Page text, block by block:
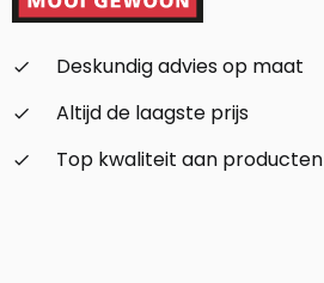
check_small
Deskundig advies op maat
check_small
Altijd de laagste prijs
check_small
Top kwaliteit aan producten